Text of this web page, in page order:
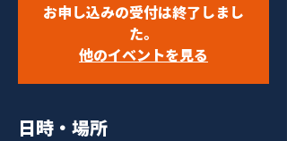
お申し込みの受付は終了しまし
た。
他のイベントを見る
日時・場所